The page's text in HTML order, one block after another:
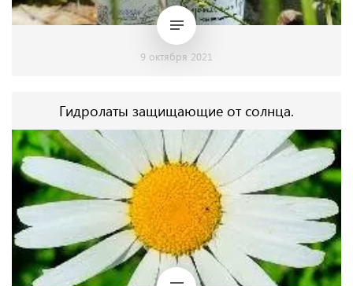
9 октября 2021
Гидролаты защищающие от солнца.